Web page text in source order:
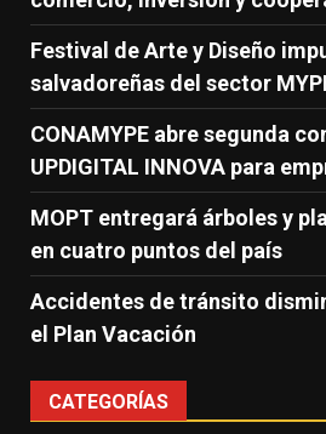
Festival de Arte y Diseño
salvadoreñas del sector
CONAMYPE abre segunda
UPDIGITAL INNOVA para
MOPT entregará árboles y
en cuatro puntos del país
Accidentes de tránsito
el Plan Vacación
CATEGORÍAS